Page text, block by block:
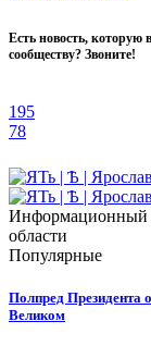
Есть новость, которую
сообществу? Звоните!
195
78
Информационный
области
Популярные
Полпред Президента
Великом